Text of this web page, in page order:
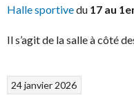
Halle sportivedu 17 au
Il s’agit de la salle à côté
24 janvier 2026